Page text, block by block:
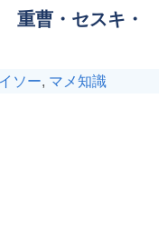
重曹・セスキ・
ソー, マメ知識